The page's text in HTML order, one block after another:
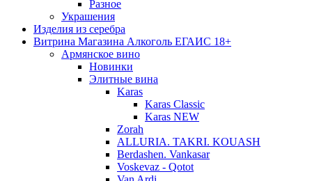
Разное
Украшения
Изделия из серебра
Витрина Магазина Алкоголь ЕГАИС 18+
Армянское вино
Новинки
Элитные вина
Karas
Karas Classic
Karas NEW
Zorah
ALLURIA. TAKRI. KOUASH
Berdashen. Vankasar
Voskevaz - Qotot